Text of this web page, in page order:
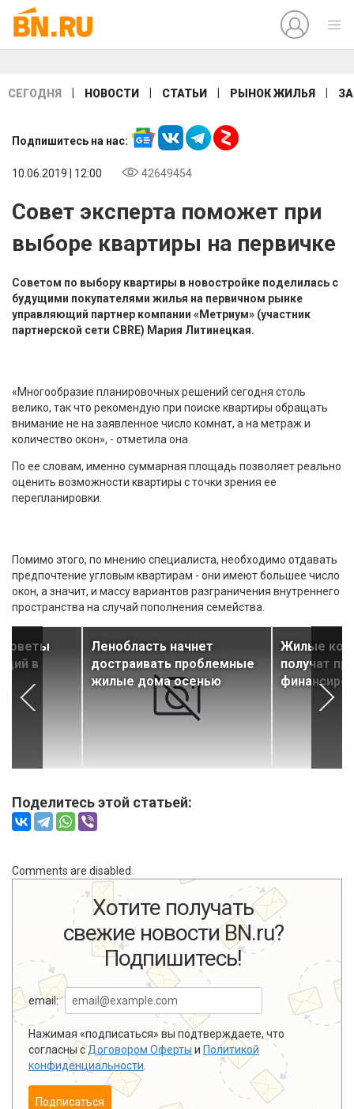
СЕГОДНЯ НОВОСТИ СТАТЬИ РЫНОК ЖИЛЬЯ
Подпишитесь на нас:
10.06.2019 | 12:00 42649454
Совет эксперта поможет при
выборе квартиры на первичке
Советом по выбору квартиры в новостройке поделилась с
будущими покупателями жилья на первичном рынке
управляющий партнер компании «Метриум» (участник
партнерской сети CBRE) Мария Литинецкая.
«Многообразие планировочных решений сегодня столь
велико, так что рекомендую при поиске квартиры обращать
внимание не на заявленное число комнат, а на метраж и
количество окон», - отметила она.
По ее словам, именно суммарная площадь позволяет реально
оценить возможности квартиры с точки зрения ее
перепланировки.
Помимо этого, по мнению специалиста, необходимо отдавать
предпочтение угловым квартирам - они имеют большее число
окон, а значит, и массу вариантов разграничения внутреннего
пространства на случай пополнения семейства.
в
Ленобласть начнет
достраивать проблемные
жилые дома осенью
Жилые
получат
Поделитесь этой статьей:
Comments are disabled
Хотите получать
свежие новости BN.ru?
Подпишитесь!
email:
Нажимая «подписаться» вы подтверждаете, что
согласны сДоговором Оферты и Политикой
конфиденциальности
Подписаться